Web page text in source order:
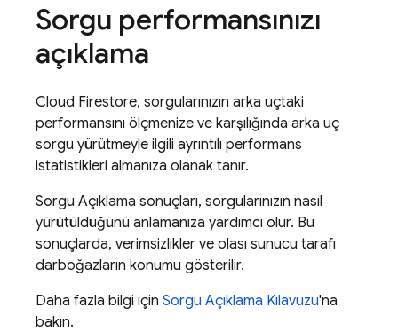
Sorgu performansınızı
açıklama
Cloud Firestore, sorgularınızın arka uçtaki
performansını ölçmenize ve karşılığında arka uç
sorgu yürütmeyle ilgili ayrıntılı performans
istatistikleri almanıza olanak tanır.
Sorgu Açıklama sonuçları, sorgularınızın nasıl
yürütüldüğünü anlamanıza yardımcı olur. Bu
sonuçlarda, verimsizlikler ve olası sunucu tarafı
darboğazların konumu gösterilir.
Daha fazla bilgi için Sorgu Açıklama Kılavuzu'na
bakın.